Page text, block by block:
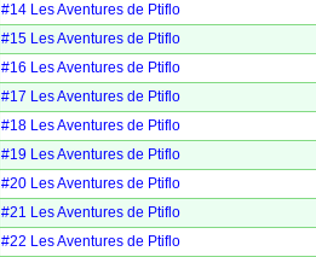
#14 Les Aventures de Ptiflo
#15 Les Aventures de Ptiflo
#16 Les Aventures de Ptiflo
#17 Les Aventures de Ptiflo
#18 Les Aventures de Ptiflo
#19 Les Aventures de Ptiflo
#20 Les Aventures de Ptiflo
#21 Les Aventures de Ptiflo
#22 Les Aventures de Ptiflo